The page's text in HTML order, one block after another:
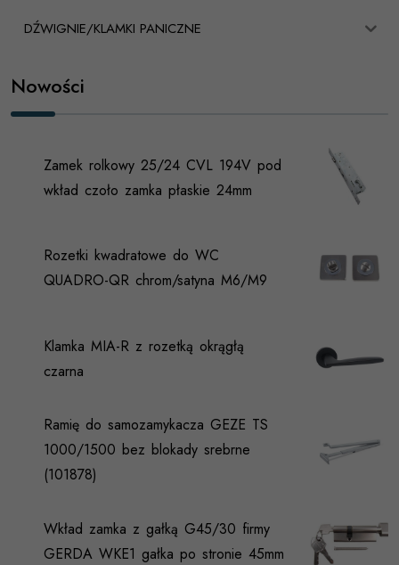
DŹWIGNIE/KLAMKI PANICZNE
Nowości
Zamek rolkowy 25/24 CVL 194V pod
wkład czoło zamka płaskie 24mm
Rozetki kwadratowe do WC
QUADRO-QR chrom/satyna M6/M9
Klamka MIA-R z rozetką okrągłą
czarna
Ramię do samozamykacza GEZE TS
1000/1500 bez blokady srebrne
(101878)
Wkład zamka z gałką G45/30 firmy
GERDA WKE1 gałka po stronie 45mm